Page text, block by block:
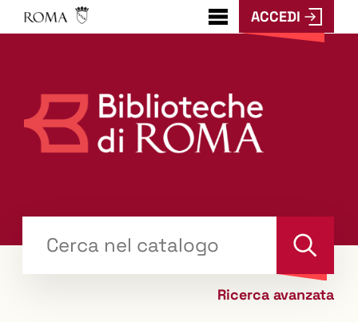
???
menu.button???
ACCEDI
il tuo libro "Catalogo"
Cerca
Ricerca avanzata